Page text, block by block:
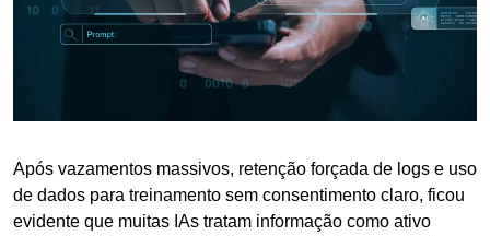
Após vazamentos massivos, retenção forçada de logs e uso
de dados para treinamento sem consentimento claro, ficou
evidente que muitas IAs tratam informação como ativo